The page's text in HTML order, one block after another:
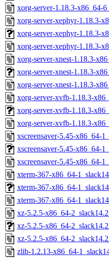
xorg-server-1.18.3-x86_64-
xorg-server-xephyr-1.18.3-
xorg-server-xephyr-1.18.3-
xorg-server-xephyr-1.18.3-
xorg-server-xnest-1.18.3-
xorg-server-xnest-1.18.3-
xorg-server-xnest-1.18.3-
xorg-server-xvfb-1.18.3-
xorg-server-xvfb-1.18.3-
xorg-server-xvfb-1.18.3-
xscreensaver-5.45-x86_64-
xscreensaver-5.45-x86_64-
xscreensaver-5.45-x86_64-
xterm-367-x86_64-
xterm-367-x86_64-
xterm-367-x86_64-
xz-5.2.5-x86_64-
xz-5.2.5-x86_64-
xz-5.2.5-x86_64-
zlib-1.2.13-x86_64-